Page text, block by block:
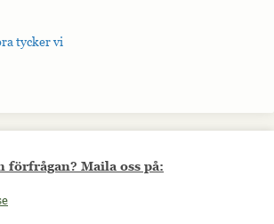
tycker vi
förfrågan? Maila oss på: